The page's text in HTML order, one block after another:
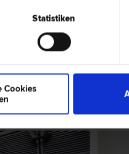
Statistiken
Cookies